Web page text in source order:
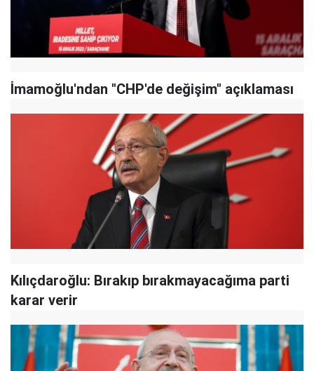
İmamoğlu'ndan "CHP'de değişim" açıklaması
Kılıçdaroğlu: Bırakıp bırakmayacağıma parti
karar verir